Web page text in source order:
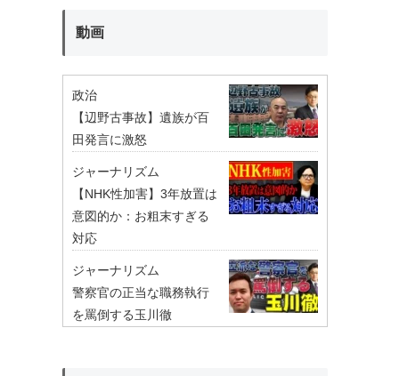
動画
政治
【辺野古事故】遺族が百
田発言に激怒
ジャーナリズム
【NHK性加害】3年放置は
意図的か：お粗末すぎる
対応
ジャーナリズム
警察官の正当な職務執行
を罵倒する玉川徹